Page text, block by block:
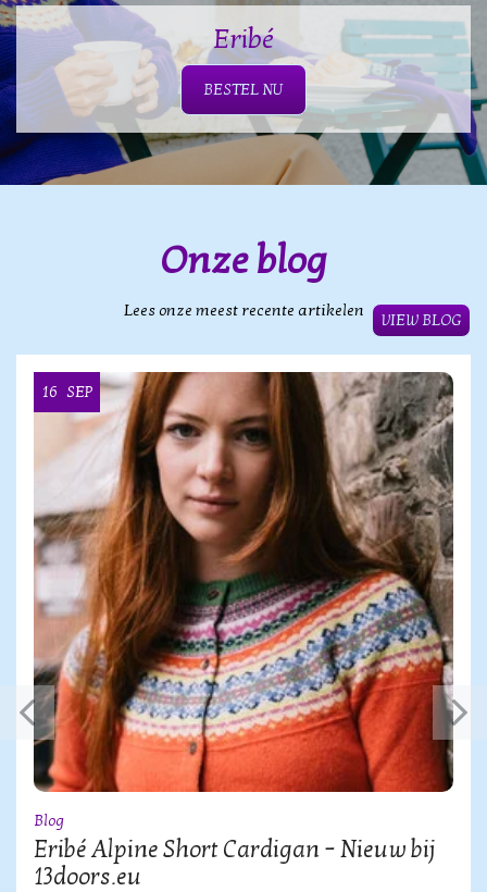
Eribé
BESTEL NU
Onze blog
Lees onze meest recente artikelen
VIEW BLOG
16 SEP
Blog
Eribé Alpine Short Cardigan – Nieuw bij
13doors.eu